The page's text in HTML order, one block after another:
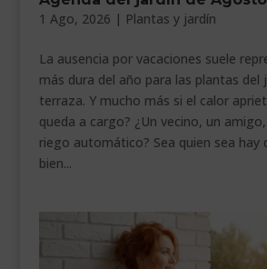
___________________________
VEURE EN CATALÀ
1 Ago, 2026 | Plantas y jardín
La ausencia por vacaciones suele
más dura del año para las plantas del
terraza. Y mucho más si el calor
queda a cargo? ¿Un vecino, un
riego automático? Sea quien sea hay
bien...